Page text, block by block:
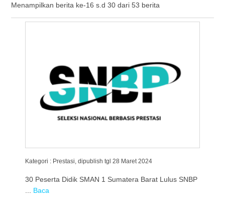
Menampilkan berita ke-16 s.d 30 dari 53 berita
Kategori : Prestasi, dipublish tgl 28 Maret 2024
30 Peserta Didik SMAN 1 Sumatera Barat Lulus SNBP
Baca